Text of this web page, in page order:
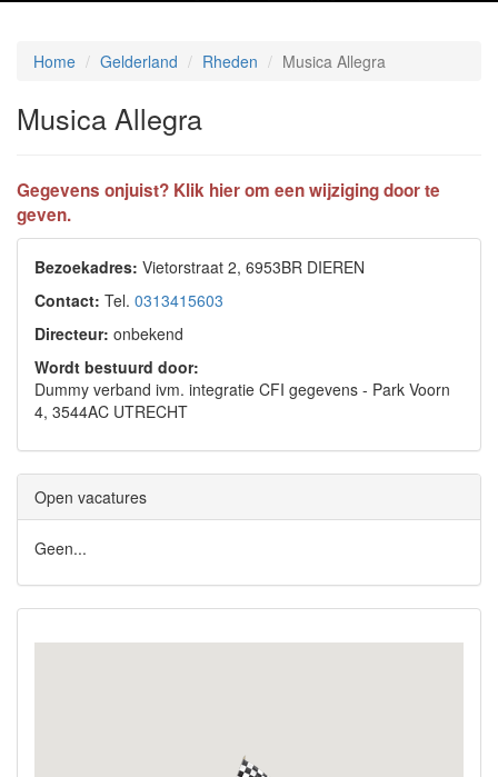
Home Gelderland Rheden Musica Allegra
Musica Allegra
Gegevens onjuist? Klik hier om een wijziging door te
geven.
Bezoekadres: Vietorstraat 2, 6953BR DIEREN
Contact: Tel. 0313415603
Directeur: onbekend
Wordt bestuurd door:
Dummy verband ivm. integratie CFI gegevens - Park Voorn
4, 3544AC UTRECHT
Open vacatures
Geen...